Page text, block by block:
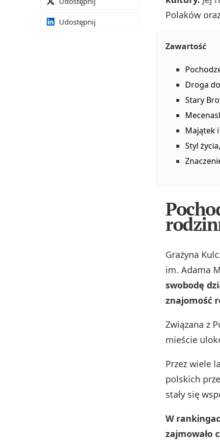
Udostępnij
Polaków
Zawartość
Droga
Stary
Majątek
Styl
Grażyna
im. Adama
swobodę
znajomość
Związana z
mieście
Przez wiele
polskich
stały się
W
zajmowało